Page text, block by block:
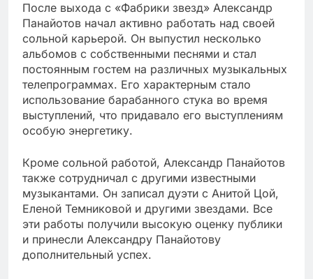
После выхода с «Фабрики звезд» Александр
Панайотов начал активно работать над своей
сольной карьерой. Он выпустил несколько
альбомов с собственными песнями и стал
постоянным гостем на различных музыкальных
телепрограммах. Его характерным стало
использование барабанного стука во время
выступлений, что придавало его выступлениям
особую энергетику.
Кроме сольной работой, Александр Панайотов
также сотрудничал с другими известными
музыкантами. Он записал дуэти с Анитой Цой,
Еленой Темниковой и другими звездами. Все
эти работы получили высокую оценку публики
и принесли Александру Панайотову
дополнительный успех.